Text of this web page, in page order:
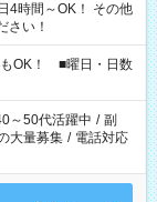
～OK！ その他
さい！
OK！ ■曜日・日数
～50代活躍中 / 副
大量募集 / 電話対応